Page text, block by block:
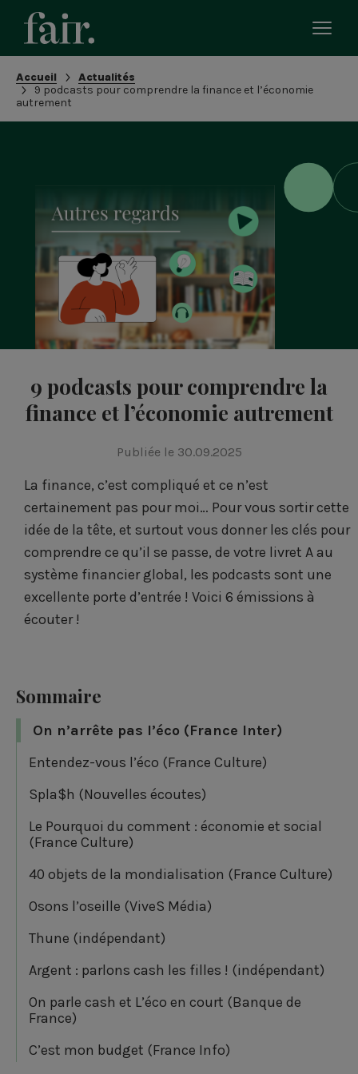
le
Fil
d'Ariane
Accueil
Actualités
9 podcasts pour comprendre la finance et l’économie
autrement
9 podcasts pour comprendre la
finance et l’économie autrement
Publiée le 30.09.2025
La finance, c’est compliqué et ce n’est
certainement pas pour moi… Pour vous sortir cette
idée de la tête, et surtout vous donner les clés pour
comprendre ce qu’il se passe, de votre livret A au
système financier global, les podcasts sont une
excellente porte d’entrée ! Voici 6 émissions à
écouter !
Sommaire
On n’arrête pas l’éco (France Inter)
Entendez-vous l’éco (France Culture)
Spla$h (Nouvelles écoutes)
Le Pourquoi du comment : économie et social
(France Culture)
40 objets de la mondialisation (France Culture)
Osons l’oseille (ViveS Média)
Thune (indépendant)
Argent : parlons cash les filles ! (indépendant)
On parle cash et L’éco en court (Banque de
France)
C’est mon budget (France Info)